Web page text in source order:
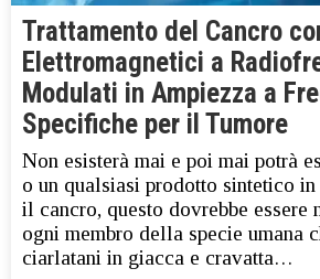
Trattamento del Cancro
Elettromagnetici a
Modulati in Ampiezza a
Specifiche per il Tumore
Non esisterà mai e poi mai potrà
o un qualsiasi prodotto sintetico
il cancro, questo dovrebbe essere
ogni membro della specie umana
ciarlatani in giacca e cravatta…